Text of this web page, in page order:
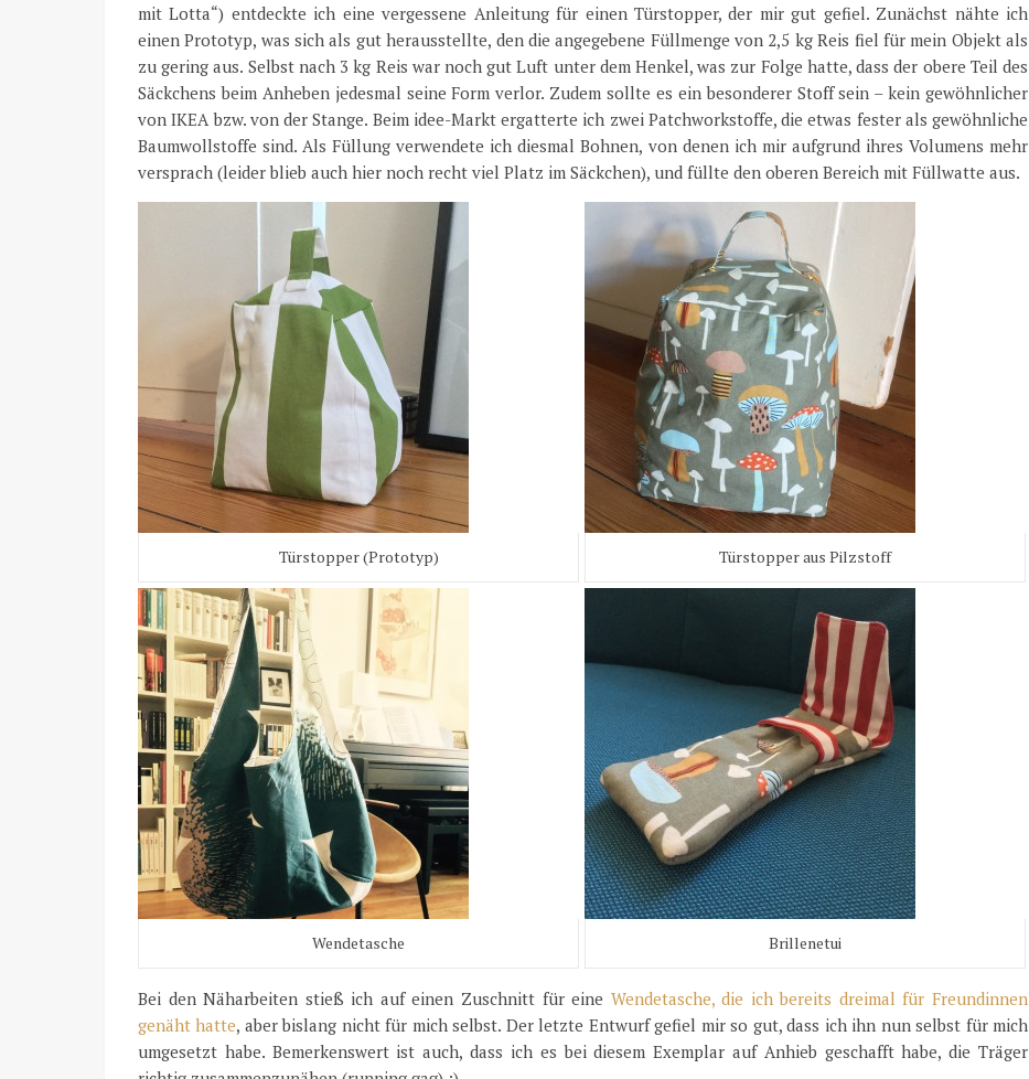
mit Lotta“) entdeckte ich eine vergessene Anleitung für einen Türstopper, der mir gut gefiel. Zunächst nähte ich
einen Prototyp, was sich als gut herausstellte, den die angegebene Füllmenge von 2,5 kg Reis fiel für mein Objekt als
zu gering aus. Selbst nach 3 kg Reis war noch gut Luft unter dem Henkel, was zur Folge hatte, dass der obere Teil des
Säckchens beim Anheben jedesmal seine Form verlor. Zudem sollte es ein besonderer Stoff sein – kein gewöhnlicher
von IKEA bzw. von der Stange. Beim idee-Markt ergatterte ich zwei Patchworkstoffe, die etwas fester als gewöhnliche
Baumwollstoffe sind. Als Füllung verwendete ich diesmal Bohnen, von denen ich mir aufgrund ihres Volumens mehr
versprach (leider blieb auch hier noch recht viel Platz im Säckchen), und füllte den oberen Bereich mit Füllwatte aus.
Türstopper (Prototyp) Türstopper aus Pilzstoff
Wendetasche Brillenetui
Bei den Näharbeiten stieß ich auf einen Zuschnitt für eine Wendetasche, die ich bereits dreimal für Freundinnen
genäht hatte, aber bislang nicht für mich selbst. Der letzte Entwurf gefiel mir so gut, dass ich ihn nun selbst für mich
umgesetzt habe. Bemerkenswert ist auch, dass ich es bei diesem Exemplar auf Anhieb geschafft habe, die Träger